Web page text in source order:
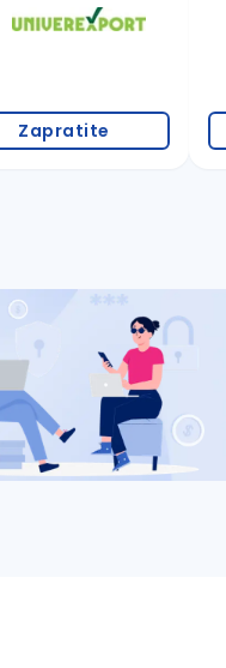
Zapratite